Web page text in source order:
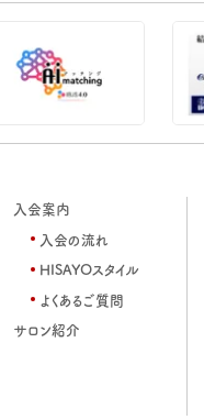
入会案内
入会の流れ
HISAYOスタイル
よくあるご質問
サロン紹介